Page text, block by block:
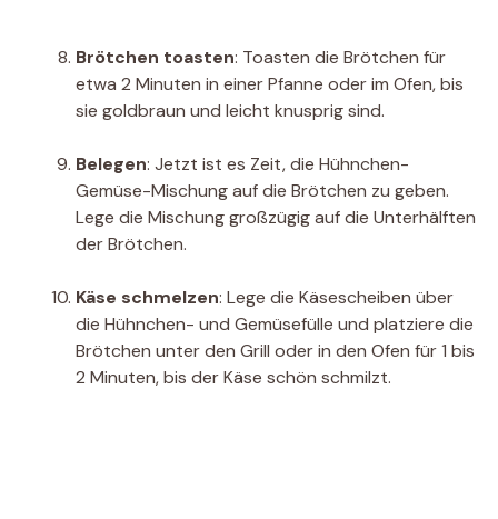
Brötchen toasten: Toasten die Brötchen für
etwa 2 Minuten in einer Pfanne oder im Ofen, bis
sie goldbraun und leicht knusprig sind.
Belegen: Jetzt ist es Zeit, die Hühnchen-
Gemüse-Mischung auf die Brötchen zu geben.
Lege die Mischung großzügig auf die Unterhälften
der Brötchen.
Käse schmelzen: Lege die Käsescheiben über
die Hühnchen- und Gemüsefülle und platziere die
Brötchen unter den Grill oder in den Ofen für 1 bis
2 Minuten, bis der Käse schön schmilzt.